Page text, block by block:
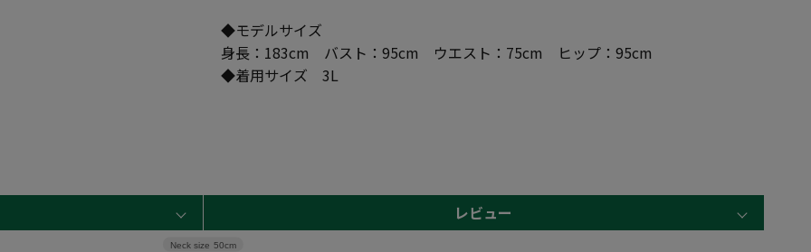
◆モデルサイズ
身長：183cm バスト：95cm ウエスト：75cm ヒップ：95cm
◆着用サイズ 3L
レビュー
Neck size 50cm